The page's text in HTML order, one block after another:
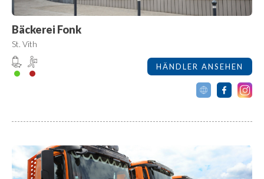
Bäckerei Fonk
St. Vith
HÄNDLER ANSEHEN